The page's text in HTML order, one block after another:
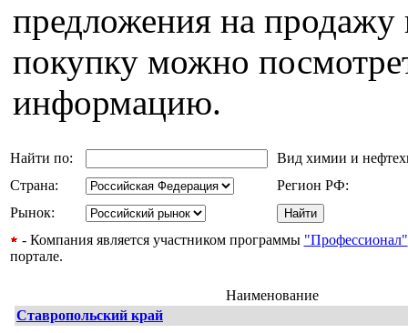
предложения на продажу
покупку можно
информацию.
Найти по:
Вид химии и
Страна:
Регион РФ:
Рынок:
- Компания является участником программы "Профессионал"
портале.
Наименование
Ставропольский край